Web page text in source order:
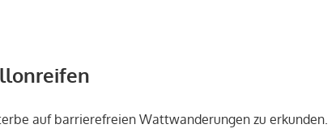
auf barrierefreien Wattwanderungen zu erkunden.